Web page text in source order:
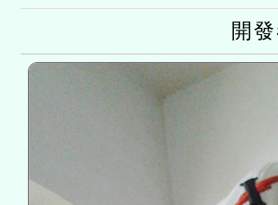
COVID-19疫苗
擴大為「滿6個
本市兒童口腔
材2份，請協助
開